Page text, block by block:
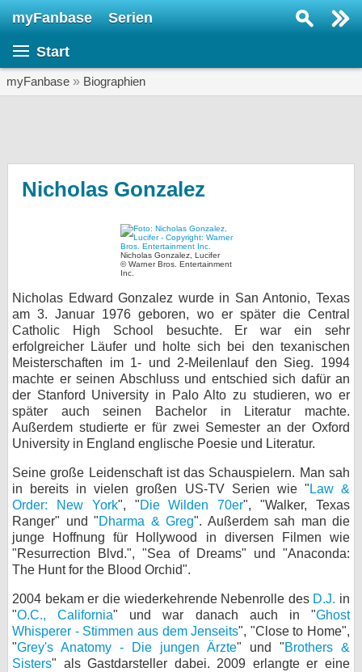
myFanbase Serien
Start
myFanbase » Biographien
Nicholas Gonzalez
Nicholas Gonzalez, Lucifer
© Warner Bros. Entertainment
Inc.
Nicholas Edward Gonzalez wurde in San Antonio, Texas
am 3. Januar 1976 geboren, wo er später die Central
Catholic High School besuchte. Er war ein sehr
erfolgreicher Läufer und holte sich bei den texanischen
Meisterschaften im 1- und 2-Meilenlauf den Sieg. 1994
machte er seinen Abschluss und entschied sich dafür an
der Stanford University in Palo Alto zu studieren, wo er
später auch seinen Bachelor in Literatur machte.
Außerdem studierte er für zwei Semester an der Oxford
University in England englische Poesie und Literatur.
Seine große Leidenschaft ist das Schauspielern. Man sah
in bereits in vielen großen US-TV Serien wie " Law &
Order: New York", "Die Wilden 70er", "Walker, Texas
Ranger" und "Dharma & Greg". Außerdem sah man die
junge Hoffnung für Hollywood in diversen Filmen wie
"Resurrection Blvd.", "Sea of Dreams" und "Anaconda:
The Hunt for the Blood Orchid".
2004 bekam er die wiederkehrende Nebenrolle des D.J. in
"O.C., California" und war danach auch in "Ghost
Whisperer - Stimmen aus dem Jenseits", "Close to Home",
"Grey's Anatomy - Die jungen Ärzte" und "Brothers &
Sisters" als Gastdarsteller dabei. 2009 erlangte er eine
KULTUR
Specials
Gewinnspiele
Forum
bei X
bei Facebook
Kontakt
Nutzungsbedingungen
Datenschutz
Cookie-Einstellungen
Impressum
Desktop-Ansicht
myFanbase